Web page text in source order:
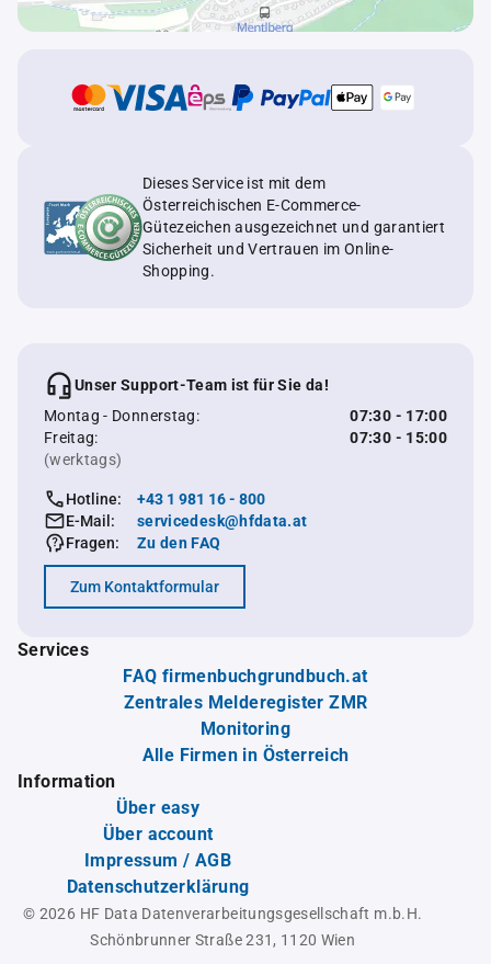
Dieses Service ist mit dem
Österreichischen E-Commerce-
Gütezeichen ausgezeichnet und garantiert
Sicherheit und Vertrauen im Online-
Shopping.
Unser Support-Team ist für Sie da!
Montag - Donnerstag:
07:30 - 17:00
Freitag:
07:30 - 15:00
(werktags)
Hotline:
+43 1 981 16 - 800
E-Mail:
servicedesk@hfdata.at
Fragen:
Zu den FAQ
Zum Kontaktformular
Services
FAQ firmenbuchgrundbuch.at
Zentrales Melderegister ZMR
Monitoring
Alle Firmen in Österreich
Information
Über easy
Über account
Impressum / AGB
Datenschutzerklärung
© 2026 HF Data Datenverarbeitungsgesellschaft m.b.H.
Schönbrunner Straße 231, 1120 Wien